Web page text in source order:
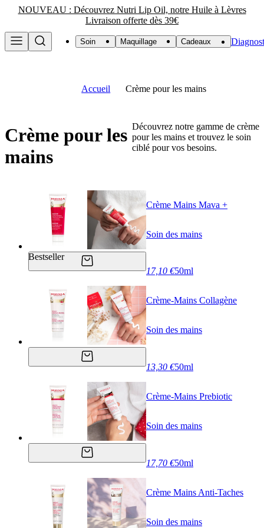
NOUVEAU : Découvrez Nutri Lip Oil, notre Huile à Lèvres
Livraison offerte dès 39€
Soin Maquillage Cadeaux
Accueil Crème pour les mains
Crème pour les
mains
Découvrez notre gamme de crème
pour les mains et trouvez le soin
ciblé pour vos besoins.
Bestseller
Crème Mains Mava +
Soin des mains
17,10 €50ml
Crème-Mains Collagène
Soin des mains
13,30 €50ml
Crème-Mains Prebiotic
Soin des mains
17,70 €50ml
Crème Mains Anti-Taches
Soin des mains